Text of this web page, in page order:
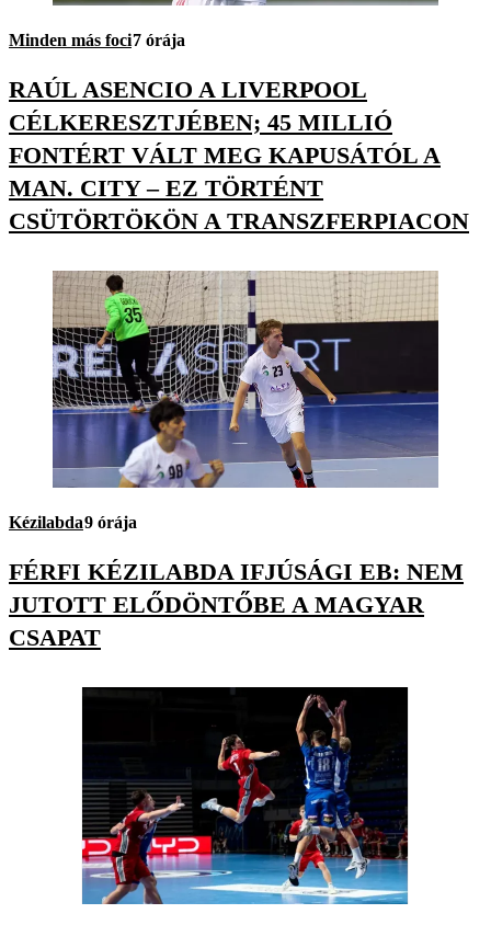
Minden más foci7 órája
RAÚL ASENCIO A LIVERPOOL
CÉLKERESZTJÉBEN; 45 MILLIÓ
FONTÉRT VÁLT MEG KAPUSÁTÓL A
MAN. CITY – EZ TÖRTÉNT
CSÜTÖRTÖKÖN A TRANSZFERPIACON
Kézilabda9 órája
FÉRFI KÉZILABDA IFJÚSÁGI EB: NEM
JUTOTT ELŐDÖNTŐBE A MAGYAR
CSAPAT